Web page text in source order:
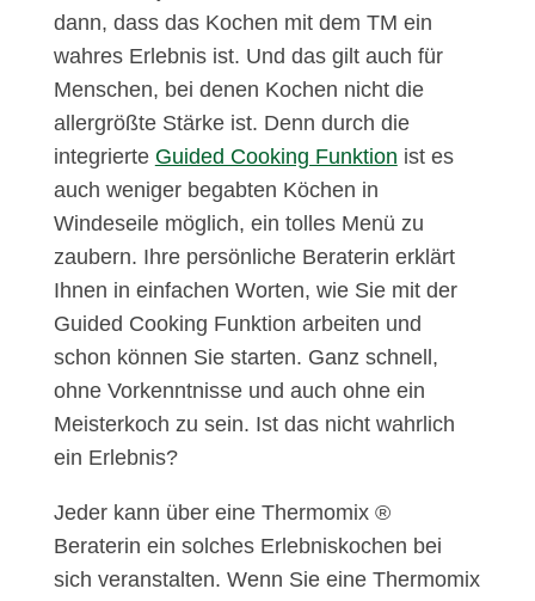
dann, dass das Kochen mit dem TM ein
wahres Erlebnis ist. Und das gilt auch für
Menschen, bei denen Kochen nicht die
allergrößte Stärke ist. Denn durch die
integrierte Guided Cooking Funktion ist es
auch weniger begabten Köchen in
Windeseile möglich, ein tolles Menü zu
zaubern. Ihre persönliche Beraterin erklärt
Ihnen in einfachen Worten, wie Sie mit der
Guided Cooking Funktion arbeiten und
schon können Sie starten. Ganz schnell,
ohne Vorkenntnisse und auch ohne ein
Meisterkoch zu sein. Ist das nicht wahrlich
ein Erlebnis?
Jeder kann über eine Thermomix ®
Beraterin ein solches Erlebniskochen bei
sich veranstalten. Wenn Sie eine Thermomix